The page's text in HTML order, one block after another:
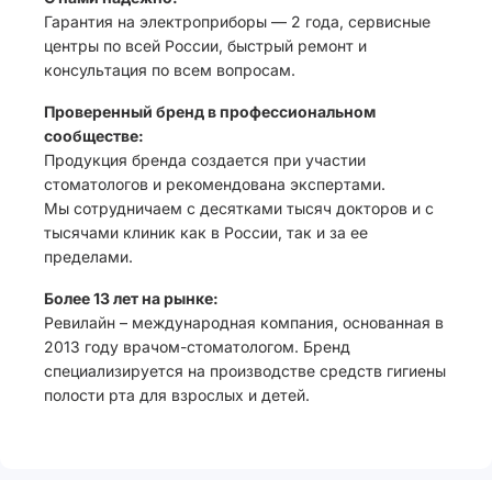
Гарантия на электроприборы — 2 года, сервисные
центры по всей России, быстрый ремонт и
консультация по всем вопросам.
Проверенный бренд в профессиональном
сообществе:
Продукция бренда создается при участии
стоматологов и рекомендована экспертами.
Мы сотрудничаем с десятками тысяч докторов и с
тысячами клиник как в России, так и за ее
пределами.
Более 13 лет на рынке:
Ревилайн – международная компания, основанная в
2013 году врачом-стоматологом. Бренд
специализируется на производстве средств гигиены
полости рта для взрослых и детей.